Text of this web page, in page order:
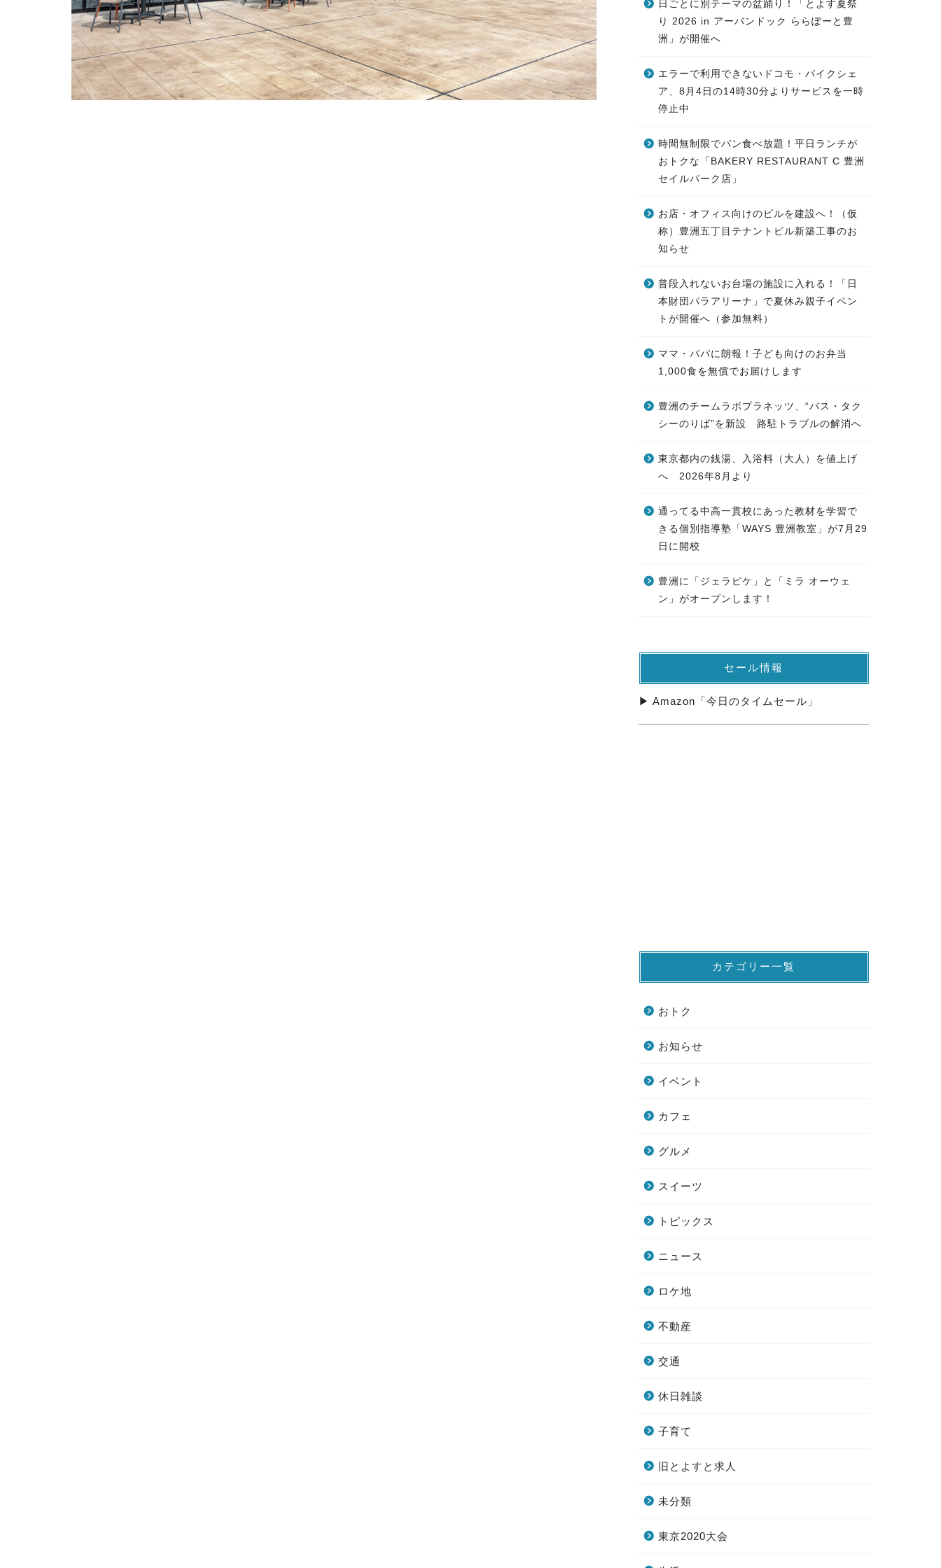
日ごとに別テーマの盆踊り！「とよす夏祭
り 2026 in アーバンドック ららぽーと豊
洲」が開催へ
エラーで利用できないドコモ・バイクシェ
ア、8月4日の14時30分よりサービスを一時
停止中
時間無制限でパン食べ放題！平日ランチが
おトクな「BAKERY RESTAURANT C 豊洲
セイルパーク店」
お店・オフィス向けのビルを建設へ！（仮
称）豊洲五丁目テナントビル新築工事のお
知らせ
普段入れないお台場の施設に入れる！「日
本財団パラアリーナ」で夏休み親子イベン
トが開催へ（参加無料）
ママ・パパに朗報！子ども向けのお弁当
1,000食を無償でお届けします
豊洲のチームラボプラネッツ、“バス・タク
シーのりば”を新設 路駐トラブルの解消へ
東京都内の銭湯、入浴料（大人）を値上げ
へ 2026年8月より
通ってる中高一貫校にあった教材を学習で
きる個別指導塾「WAYS 豊洲教室」が7月29
日に開校
豊洲に「ジェラピケ」と「ミラ オーウェ
ン」がオープンします！
セール情報
▶ Amazon「今日のタイムセール」
カテゴリー一覧
おトク
お知らせ
イベント
カフェ
グルメ
スイーツ
トピックス
ニュース
ロケ地
不動産
交通
休日雑談
子育て
旧とよすと求人
未分類
東京2020大会